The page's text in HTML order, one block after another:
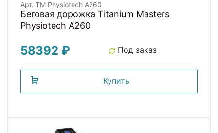
Арт. TM Physiotech A260
Беговая дорожка Titanium Masters
Physiotech A260
58392 ₽ Под заказ
Купить